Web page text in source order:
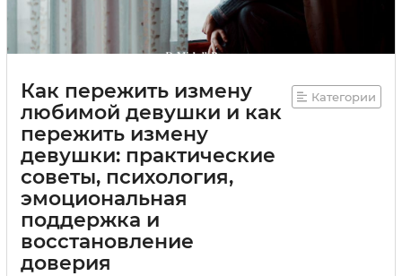
Как пережить измену
любимой девушки и как
пережить измену
девушки: практические
советы, психология,
эмоциональная
поддержка и
восстановление
доверия
Категории